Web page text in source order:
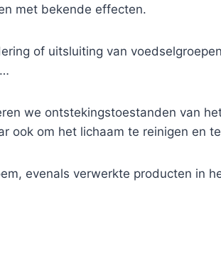
met bekende effecten.
of uitsluiting van
we ontstekingstoestanden van
ook om het lichaam te reinigen en
evenals verwerkte producten in